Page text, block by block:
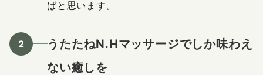
ばと思います。
うたたねN.Hマッサージでしか味わえ
ない癒しを